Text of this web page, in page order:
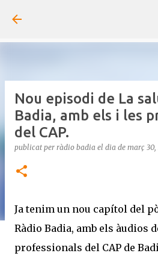
Nou episodi de La
Badia, amb els i les
del CAP.
publicat per ràdio badia el dia de març
Ja tenim un nou capítol del
Ràdio Badia, amb els àudios
professionals del CAP de